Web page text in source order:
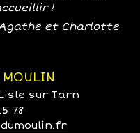
!
et Charlotte
Lisle sur Tarn
78